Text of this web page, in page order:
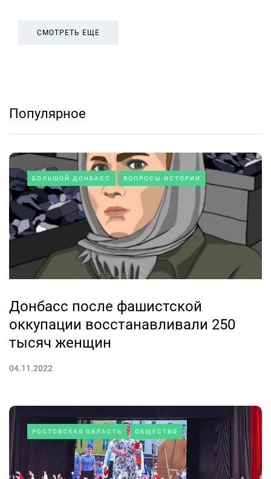
СМОТРЕТЬ ЕЩЕ
Популярное
БОЛЬШОЙ ДОНБАСС ВОПРОСЫ ИСТОРИИ
Донбасс после фашистской
оккупации восстанавливали 250
тысяч женщин
04.11.2022
РОСТОВСКАЯ ОБЛАСТЬ ОБЩЕСТВО